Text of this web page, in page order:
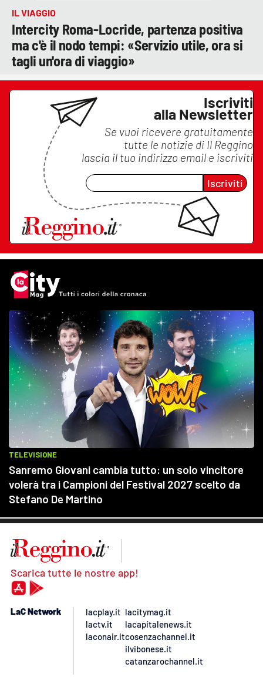
IL VIAGGIO
Intercity Roma-Locride, partenza positiva
ma c'è il nodo tempi: «Servizio utile, ora si
tagli un'ora di viaggio»
Iscriviti
alla Newsletter
Se vuoi ricevere gratuitamente
tutte le notizie di Il Reggino
lascia il tuo indirizzo email e iscriviti
Iscriviti
Scarica tutte le nostre app!
LaC Network
lacplay.it
lactv.it
laconair.it
lacitymag.it
lacapitalenews.it
cosenzachannel.it
ilvibonese.it
catanzarochannel.it